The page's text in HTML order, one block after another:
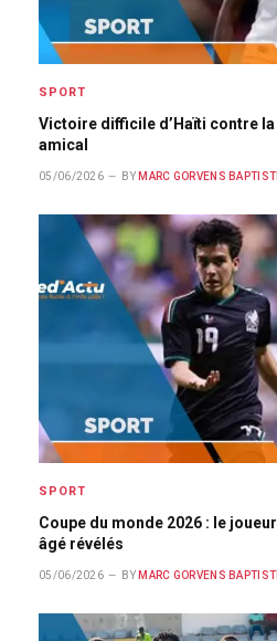
SPORT
Victoire difficile d’Haïti contre
amical
05/06/2026 BY MARC GORVENS
SPORT
Coupe du monde 2026 : le
âgé révélés
05/06/2026 BY MARC GORVENS